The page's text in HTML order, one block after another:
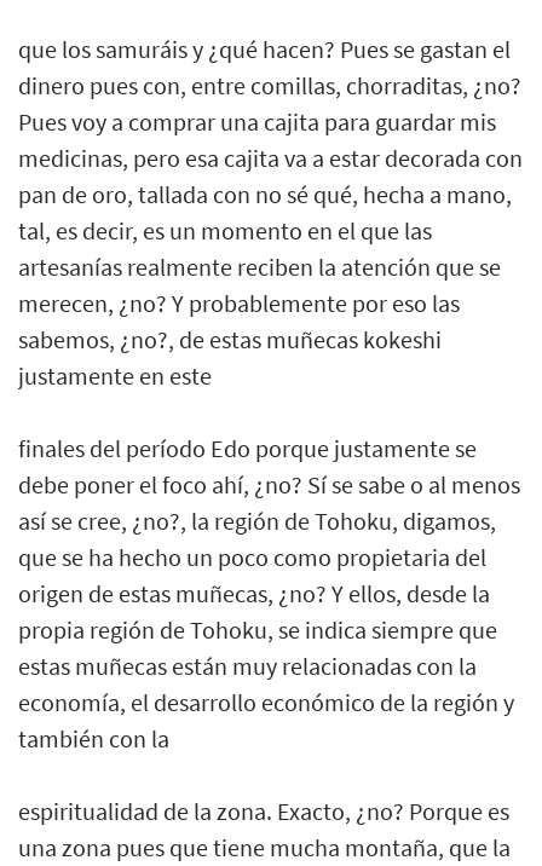
que los samuráis y ¿qué hacen? Pues se gastan el
dinero pues con, entre comillas, chorraditas, ¿no?
Pues voy a comprar una cajita para guardar mis
medicinas, pero esa cajita va a estar decorada con
pan de oro, tallada con no sé qué, hecha a mano,
tal, es decir, es un momento en el que las
artesanías realmente reciben la atención que se
merecen, ¿no? Y probablemente por eso las
sabemos, ¿no?, de estas muñecas kokeshi
justamente en este
finales del período Edo porque justamente se
debe poner el foco ahí, ¿no? Sí se sabe o al menos
así se cree, ¿no?, la región de Tohoku, digamos,
que se ha hecho un poco como propietaria del
origen de estas muñecas, ¿no? Y ellos, desde la
propia región de Tohoku, se indica siempre que
estas muñecas están muy relacionadas con la
economía, el desarrollo económico de la región y
también con la
espiritualidad de la zona. Exacto, ¿no? Porque es
una zona pues que tiene mucha montaña, que la